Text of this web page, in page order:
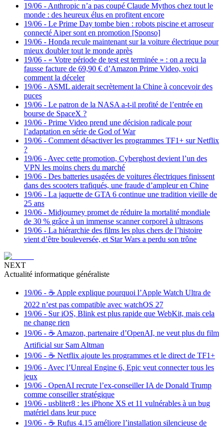
19/06 - Anthropic n’a pas coupé Claude Mythos chez tout le
monde : des heureux élus en profitent encore
19/06 - Le Prime Day tombe bien : robots piscine et arroseur
connecté Aiper sont en promotion [Sponso]
19/06 - Honda recule maintenant sur la voiture électrique pour
mieux doubler tout le monde après
19/06 - « Votre période de test est terminée » : on a reçu la
fausse facture de 69,90 € d’Amazon Prime Video, voici
comment la déceler
19/06 - ASML aiderait secrètement la Chine à concevoir des
puces
19/06 - Le patron de la NASA a-t-il profité de l’entrée en
bourse de SpaceX ?
19/06 - Prime Video prend une décision radicale pour
l’adaptation en série de God of War
19/06 - Comment désactiver les programmes TF1+ sur Netflix
?
19/06 - Avec cette promotion, Cyberghost devient l’un des
VPN les moins chers du marché
19/06 - Des batteries usagées de voitures électriques finissent
dans des scooters trafiqués, une fraude d’ampleur en Chine
19/06 - La jaquette de GTA 6 continue une tradition vieille de
25 ans
19/06 - Midjourney promet de réduire la mortalité mondiale
de 30 % grâce à un immense scanner corporel à ultrasons
19/06 - La hiérarchie des films les plus chers de l’histoire
vient d’être bouleversée, et Star Wars a perdu son trône
NEXT
Actualité informatique généraliste
19/06 - ☕️ Apple explique pourquoi l’Apple Watch Ultra de
2022 n’est pas compatible avec watchOS 27
19/06 - Sur iOS, Blink est plus rapide que WebKit, mais cela
ne change rien
19/06 - ☕️ Amazon, partenaire d’OpenAI, ne veut plus du film
Artificial sur Sam Altman
19/06 - ☕️ Netflix ajoute les programmes et le direct de TF1+
19/06 - Avec l’Unreal Engine 6, Epic veut connecter tous les
jeux
19/06 - OpenAI recrute l’ex-conseiller IA de Donald Trump
comme conseiller stratégique
19/06 - usbliter8 : les iPhone XS et 11 vulnérables à un bug
matériel dans leur puce
19/06 - ☕️ Rufus 4.15 améliore l’installation silencieuse de